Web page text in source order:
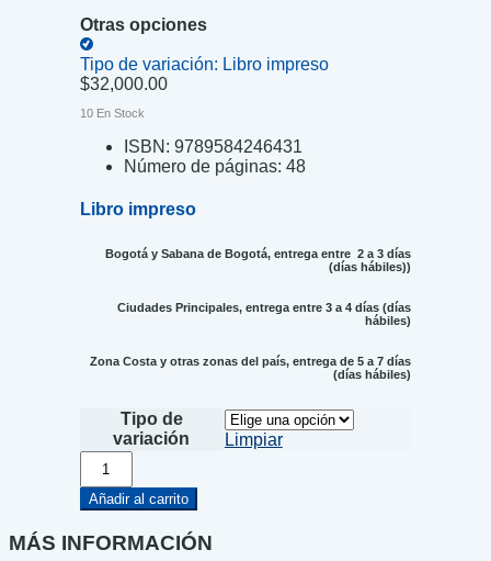
Otras opciones
Tipo de variación: Libro impreso
$32,000.00
10 En Stock
ISBN: 9789584246431
Número de páginas: 48
Libro impreso
Bogotá y Sabana de Bogotá, entrega entre 2 a 3 días
(días hábiles))
Ciudades Principales, entrega entre 3 a 4 días (días
hábiles)
Zona Costa y otras zonas del país, entrega de 5 a 7 días
(días hábiles)
Tipo de
variación
Limpiar
pequeño
libro
la
Añadir al carrito
MÁS INFORMACIÓN